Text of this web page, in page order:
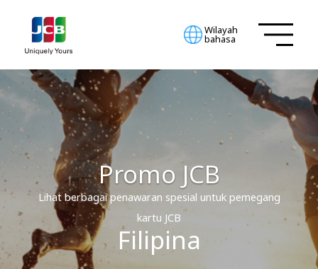
Wilayah
bahasa
Promo JCB
Lihat berbagai penawaran spesial untuk pemegang
kartu JCB
Filipina